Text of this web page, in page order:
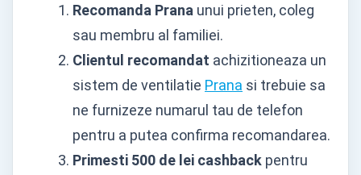
Recomanda Prana unui prieten, coleg
sau membru al familiei.
Clientul recomandat achizitioneaza un
sistem de ventilatie Prana si trebuie sa
ne furnizeze numarul tau de telefon
pentru a putea confirma recomandarea.
Primesti 500 de lei cashback pentru